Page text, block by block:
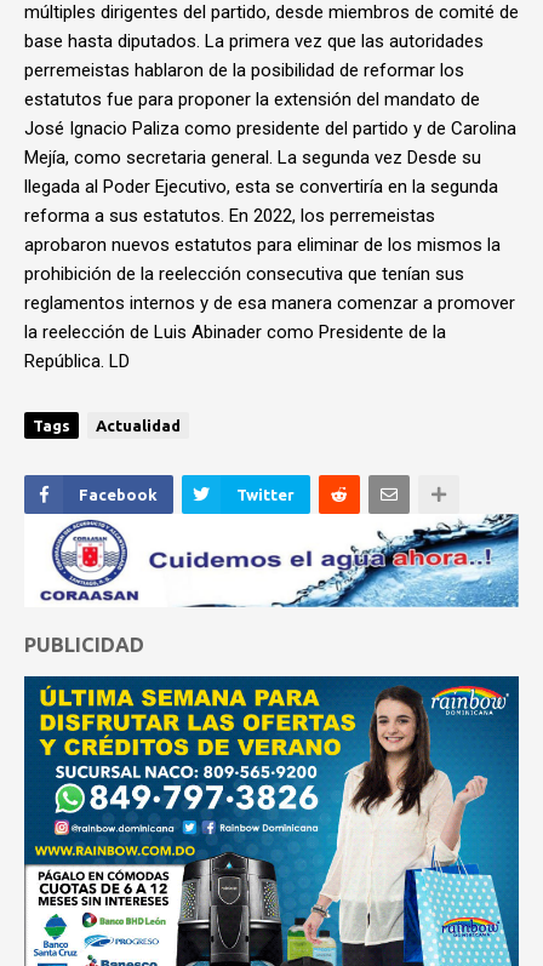
múltiples dirigentes del partido, desde miembros de comité de
base hasta diputados. La primera vez que las autoridades
perremeistas hablaron de la posibilidad de reformar los
estatutos fue para proponer la extensión del mandato de
José Ignacio Paliza como presidente del partido y de Carolina
Mejía, como secretaria general. La segunda vez Desde su
llegada al Poder Ejecutivo, esta se convertiría en la segunda
reforma a sus estatutos. En 2022, los perremeistas
aprobaron nuevos estatutos para eliminar de los mismos la
prohibición de la reelección consecutiva que tenían sus
reglamentos internos y de esa manera comenzar a promover
la reelección de Luis Abinader como Presidente de la
República. LD
Tags Actualidad
Facebook Twitter
PUBLICIDAD